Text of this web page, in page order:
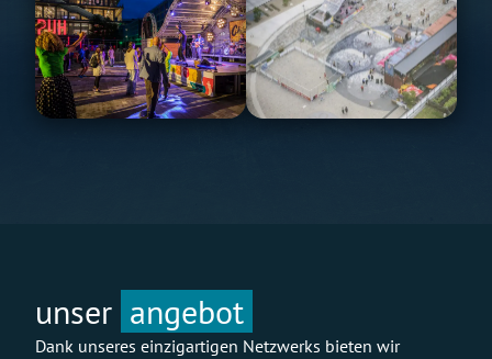
unser angebot
Dank unseres einzigartigen Netzwerks bieten wir